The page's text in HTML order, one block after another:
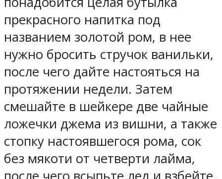
прекрасного напитка под
названием золотой ром, в нее
нужно бросить стручок ванильки,
после чего дайте настояться на
протяжении недели. Затем
смешайте в шейкере две чайные
ложечки джема из вишни, а также
стопку настоявшегося рома, сок
без мякоти от четверти лайма,